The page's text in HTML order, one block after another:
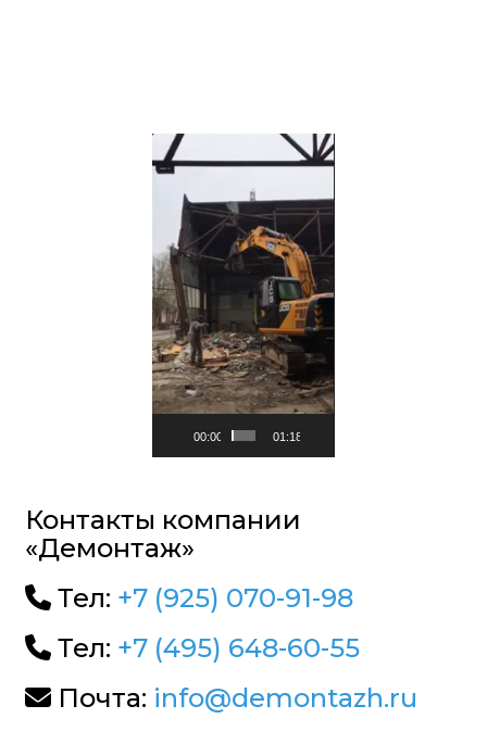
Видеоплеер
00:00 01:18
Контакты компании
«Демонтаж»
Тел: +7 (925) 070-91-98
Тел: +7 (495) 648-60-55
Почта: info@demontazh.ru